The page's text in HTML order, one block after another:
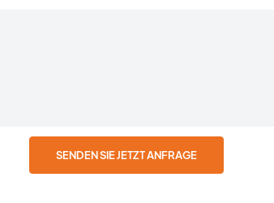
SENDEN SIE JETZT ANFRAGE